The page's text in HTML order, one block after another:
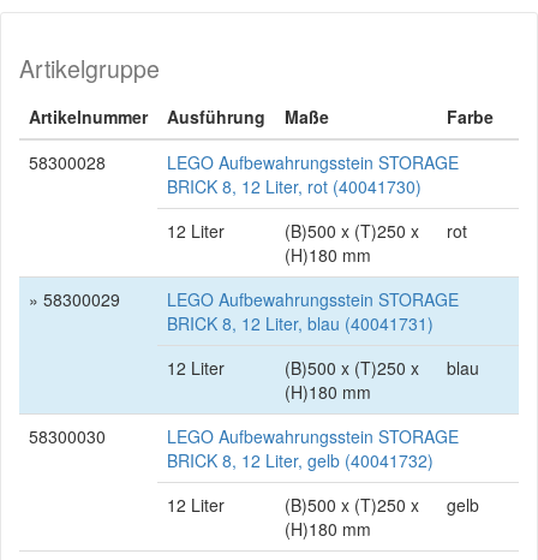
Artikelgruppe
Artikelnummer Ausführung Maße
Farbe
58300028
LEGO Aufbewahrungsstein STORAGE
BRICK 8, 12 Liter, rot (40041730)
12 Liter
(B)500 x (T)250 x
(H)180 mm
rot
» 58300029
LEGO Aufbewahrungsstein STORAGE
BRICK 8, 12 Liter, blau (40041731)
12 Liter
(B)500 x (T)250 x
(H)180 mm
blau
58300030
LEGO Aufbewahrungsstein STORAGE
BRICK 8, 12 Liter, gelb (40041732)
12 Liter
(B)500 x (T)250 x
(H)180 mm
gelb